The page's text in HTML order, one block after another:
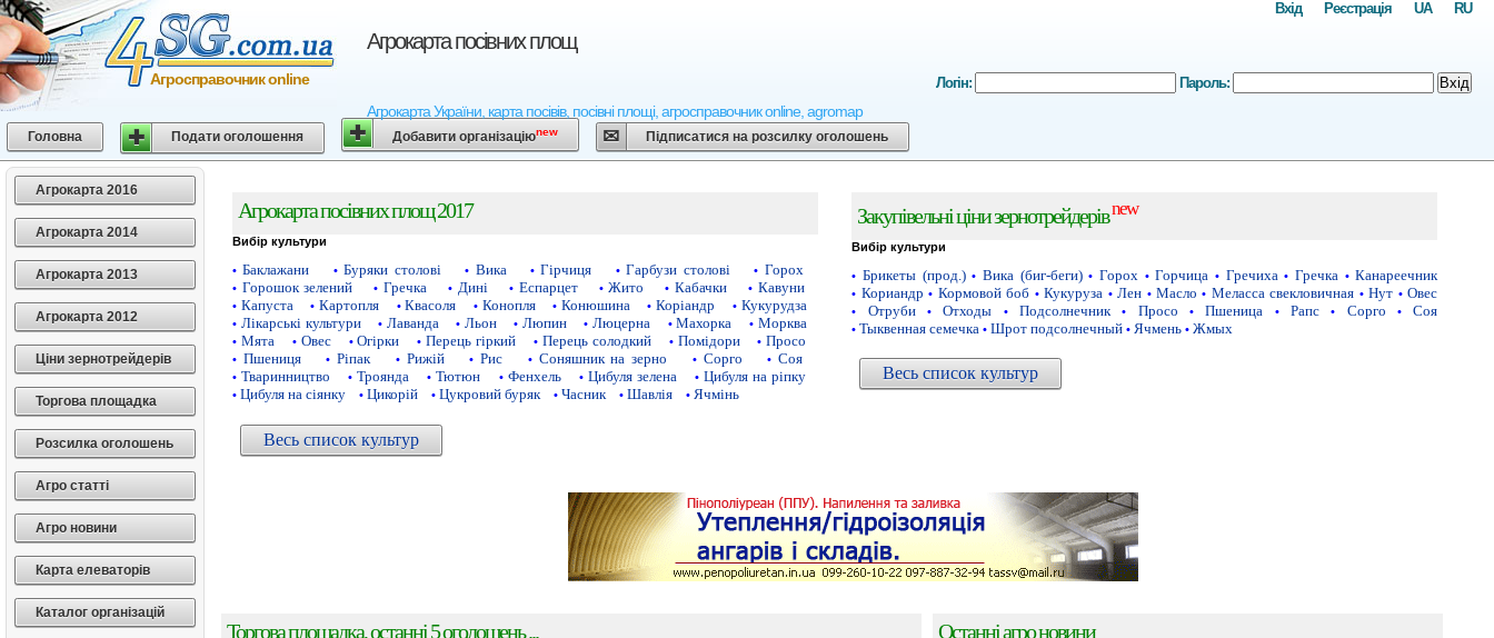
Агрокарта посівних площ
Агрокарта України, карта посівів, посівні площі, агросправочник online, agromap
Агросправочник online
RU
UA
Реєстрація
Вхід
Логін: Пароль: Вхід
Головна Подати оголошення Добавити організаціюnew Підписатися на розсилку оголошень
Агрокарта 2016
Агрокарта 2014
Агрокарта 2013
Агрокарта 2012
Ціни зернотрейдерів
Торгова площадка
Розсилка оголошень
Агро статті
Агро новини
Карта елеваторів
Каталог організацій
Агрокарта посівних площ 2017
Вибір культури
• Баклажани • Буряки столові • Вика • Гірчиця • Гарбузи столові • Горох
• Горошок зелений • Гречка • Дині • Еспарцет • Жито • Кабачки • Кавуни
• Капуста • Картопля • Квасоля • Конопля • Конюшина • Коріандр • Кукурудза
• Лікарські культури • Лаванда • Льон • Люпин • Люцерна • Махорка • Морква
• Мята • Овес • Огірки • Перець гіркий • Перець солодкий • Помідори • Просо
• Пшениця • Ріпак • Рижій • Рис • Соняшник на зерно • Сорго • Соя
• Тваринництво • Троянда • Тютюн • Фенхель • Цибуля зелена • Цибуля на ріпку
• Цибуля на сіянку • Цикорій • Цукровий буряк • Часник • Шавлія • Ячмінь
Весь список культур
Закупівельні ціни зернотрейдерівnew
Вибір культури
• Брикеты (прод.) • Вика (биг-беги) • Горох • Горчица • Гречиха • Гречка • Канареечник
• Кориандр • Кормовой боб • Кукуруза • Лен • Масло • Меласса свекловичная • Нут • Овес
• Отруби • Отходы • Подсолнечник • Просо • Пшеница • Рапс • Сорго • Соя
• Тыквенная семечка • Шрот подсолнечный • Ячмень • Жмых
Весь список культур
Торгова площадка, останні 5 оголошень ... Останні агро новини